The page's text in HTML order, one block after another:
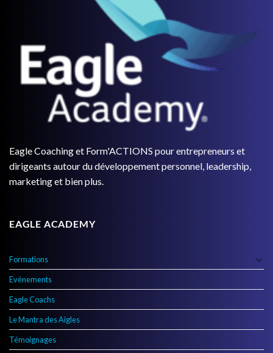
Eagle Coaching et Form'ACTIONS pour entrepreneurs et
dirigeants autour du développement personnel, leadership,
marketing et bien plus.
EAGLE ACADEMY
Formations
Evénements
Eagle Coachs
Le Mantra des Aigles
Témoignages